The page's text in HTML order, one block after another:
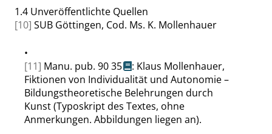
1.4 Unveröffentlichte Quellen
[10] SUB Göttingen, Cod. Ms. K. Mollenhauer
•
[11] Manu. pub. 90 35
: Klaus Mollenhauer,
Fiktionen von Individualität und Autonomie –
Bildungstheoretische Belehrungen durch
Kunst (Typoskript des Textes, ohne
Anmerkungen. Abbildungen liegen an).